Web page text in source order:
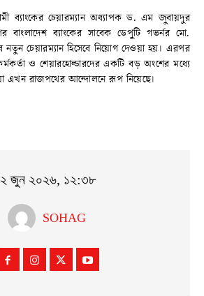
ব্যাংকের চেয়ারম্যান অধ্যাপক ড. এম জুবায়দুর
বাংলাদেশ ব্যাংকের সাবেক ডেপুটি গভর্নর মো.
চেয়ারম্যান হিসেবে নিয়োগ দেওয়া হয়। এরপর
ও শেয়ারহোল্ডারদের একটি বড় অংশের মধ্যে
এখন রাজপথের আন্দোলনে রূপ নিয়েছে।
২ জুন ২০২৬, ১২:৩৮
SOHAG